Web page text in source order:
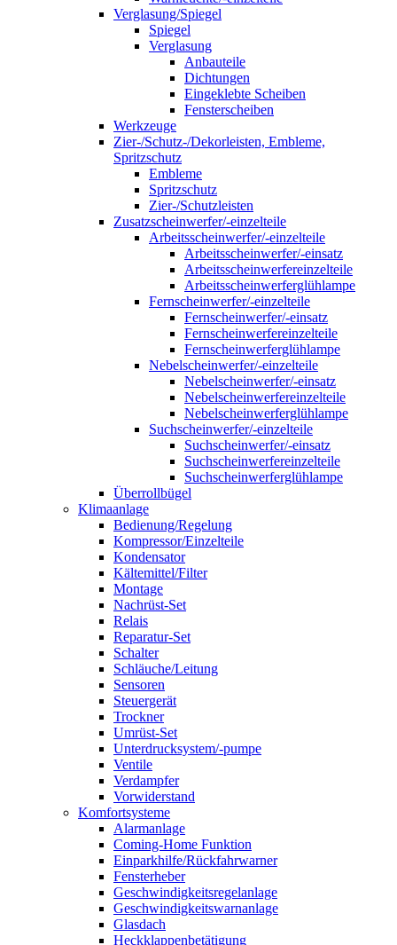
Verglasung/Spiegel
Spiegel
Verglasung
Anbauteile
Dichtungen
Eingeklebte Scheiben
Fensterscheiben
Werkzeuge
Zier-/Schutz-/Dekorleisten, Embleme,
Spritzschutz
Embleme
Spritzschutz
Zier-/Schutzleisten
Zusatzscheinwerfer/-einzelteile
Arbeitsscheinwerfer/-einzelteile
Arbeitsscheinwerfer/-einsatz
Arbeitsscheinwerfereinzelteile
Arbeitsscheinwerferglühlampe
Fernscheinwerfer/-einzelteile
Fernscheinwerfer/-einsatz
Fernscheinwerfereinzelteile
Fernscheinwerferglühlampe
Nebelscheinwerfer/-einzelteile
Nebelscheinwerfer/-einsatz
Nebelscheinwerfereinzelteile
Nebelscheinwerferglühlampe
Suchscheinwerfer/-einzelteile
Suchscheinwerfer/-einsatz
Suchscheinwerfereinzelteile
Suchscheinwerferglühlampe
Überrollbügel
Klimaanlage
Bedienung/Regelung
Kompressor/Einzelteile
Kondensator
Kältemittel/Filter
Montage
Nachrüst-Set
Relais
Reparatur-Set
Schalter
Schläuche/Leitung
Sensoren
Steuergerät
Trockner
Umrüst-Set
Unterdrucksystem/-pumpe
Ventile
Verdampfer
Vorwiderstand
Komfortsysteme
Alarmanlage
Coming-Home Funktion
Einparkhilfe/Rückfahrwarner
Fensterheber
Geschwindigkeitsregelanlage
Geschwindigkeitswarnanlage
Glasdach
Heckklappenbetätigung